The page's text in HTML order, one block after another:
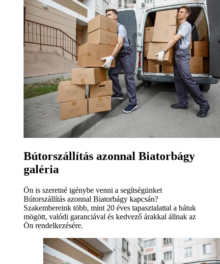
Bútorszállítás azonnal Biatorbágy
galéria
Ön is szeretné igénybe venni a segítségünket
Bútorszállítás azonnal Biatorbágy kapcsán?
Szakembereink több, mint 20 éves tapasztalattal a hátuk
mögött, valódi garanciával és kedvező árakkal állnak az
Ön rendelkezésére.